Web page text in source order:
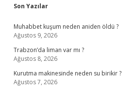
Sidebar
Son Yazılar
Muhabbet kuşum neden aniden öldü ?
Ağustos 9, 2026
Trabzon’da liman var mı ?
Ağustos 8, 2026
Kurutma makinesinde neden su birikir ?
Ağustos 7, 2026